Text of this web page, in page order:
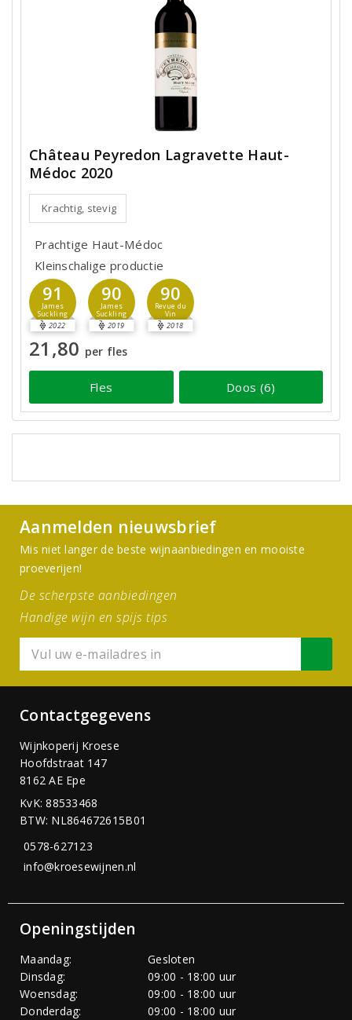
Château Peyredon Lagravette Haut-
Médoc 2020
Krachtig, stevig
Prachtige Haut-Médoc
Kleinschalige productie
91
James
Suckling
2022
90
James
Suckling
2019
90
Revue du
Vin
2018
21,80 per fles
Fles Doos (6)
Aanmelden nieuwsbrief
Mis niet langer de beste wijnaanbiedingen en mooiste
proeverijen!
De scherpste aanbiedingen
Handige wijn en spijs tips
Contactgegevens
Wijnkoperij Kroese
Hoofdstraat 147
8162 AE Epe
KvK: 88533468
BTW: NL864672615B01
0578-627123
info@kroesewijnen.nl
Openingstijden
Maandag:
Gesloten
Dinsdag:
09:00 - 18:00 uur
Woensdag:
09:00 - 18:00 uur
Donderdag:
09:00 - 18:00 uur